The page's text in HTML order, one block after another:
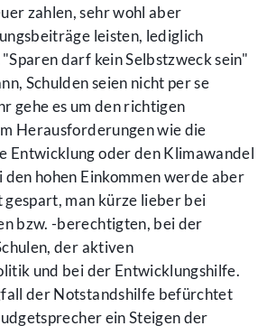
zahlen, sehr wohl aber
leisten, lediglich
darf kein Selbstzweck sein"
Schulden seien nicht per se
gehe es um den richtigen
Herausforderungen wie die
Entwicklung oder den Klimawandel
den hohen Einkommen werde aber
gespart, man kürze lieber bei
bzw. -berechtigten, bei der
der aktiven
und bei der Entwicklungshilfe.
der Notstandshilfe befürchtet
ein Steigen der